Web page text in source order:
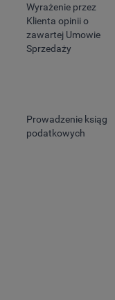
Wyrażenie przez
Klienta opinii o
zawartej Umowie
Sprzedaży
Prowadzenie ksiąg
podatkowych